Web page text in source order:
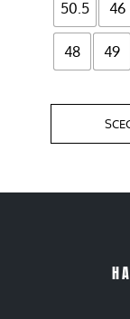
50.5 46
48 49
del
prodotto